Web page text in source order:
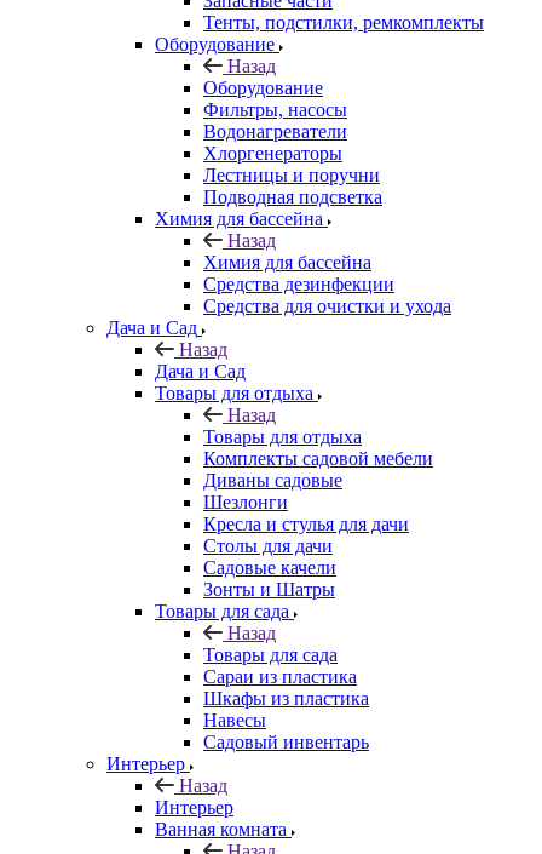
Тенты, подстилки, ремкомплекты
Оборудование
Назад
Оборудование
Фильтры, насосы
Водонагреватели
Хлоргенераторы
Лестницы и поручни
Подводная подсветка
Химия для бассейна
Назад
Химия для бассейна
Средства дезинфекции
Средства для очистки и ухода
Дача и Сад
Назад
Дача и Сад
Товары для отдыха
Назад
Товары для отдыха
Комплекты садовой мебели
Диваны садовые
Шезлонги
Кресла и стулья для дачи
Столы для дачи
Садовые качели
Зонты и Шатры
Товары для сада
Назад
Товары для сада
Сараи из пластика
Шкафы из пластика
Навесы
Садовый инвентарь
Интерьер
Назад
Интерьер
Ванная комната